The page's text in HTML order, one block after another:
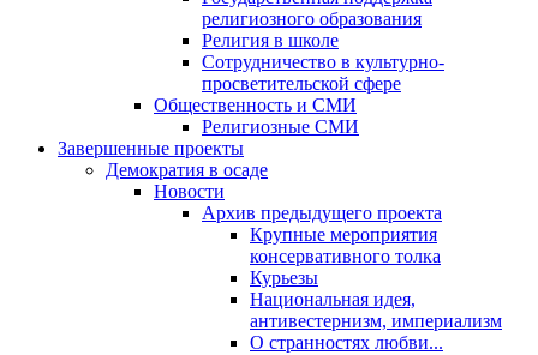
религиозного образования
Религия в школе
Сотрудничество в культурно-
просветительской сфере
Общественность и СМИ
Религиозные СМИ
Завершенные проекты
Демократия в осаде
Новости
Архив предыдущего проекта
Крупные мероприятия
консервативного толка
Курьезы
Национальная идея,
антивестернизм, империализм
О странностях любви...